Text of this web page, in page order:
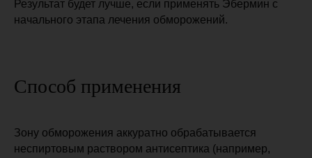
Результат будет лучше, если применять Эбермин с
начального этапа лечения обморожений.
Способ применения
Зону обморожения аккуратно обрабатывается
неспиртовым раствором антисептика (например,
Преимущества Вопросы и ответы
+7 (495) 150-53-68